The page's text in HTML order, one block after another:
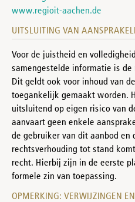
www.regioit-aachen.de
UITSLUITING VAN
Voor de juistheid en
samengestelde informatie is
Dit geldt ook voor inhoud van
toegankelijk gemaakt worden.
uitsluitend op eigen risico van
aanvaart geen enkele
de gebruiker van dit aanbod en
rechtsverhouding tot stand
recht. Hierbij zijn in de eerste
formele zin van toepassing.
OPMERKING: VERWIJZINGEN